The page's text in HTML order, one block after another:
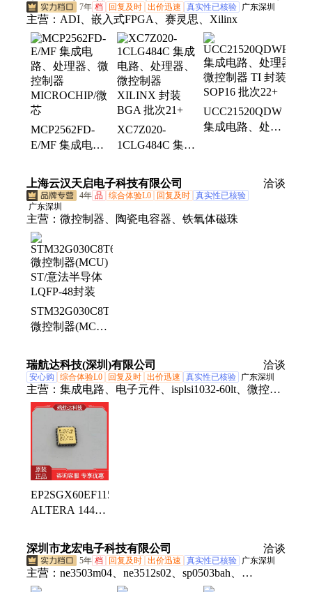
7年 档 回复及时 出价迅速 真实性已核验 广东深圳
主营： ADI、嵌入式FPGA、赛灵思、Xilinx
MCP2562FD-
E/MF 集成电
控制器
MICROCHIP/微
芯
XC7Z020-
1CLG484C 集成
微控制器
XILINX 封装
UCC21520QDWRQ1
集成电路、处理
上海云汉天启电子科技有限公司
洽谈
4年 品 综合体验L0 回复及时 真实性已核验
广东深圳
主营： 微控制器、陶瓷电容器、铁氧体磁珠
STM32G030C8T6
微控制器(MCU)
LQFP-48封装
瑞航达科技(深圳)有限公司 洽谈
安心购 综合体验L0 回复及时 出价迅速 真实性已核验 广东深圳
主营： 集成电路、电子元件、isplsi1032-60lt、微控制
器、isplsi1032-80lt、isplsi1024ea-125lt100、军工电子
EP2SGX60EF1152C3N
ALTERA 144-
制器处理器压力
传感
深圳市龙宏电子科技有限公司 洽谈
5年 档 回复及时 出价迅速 真实性已核验 广东深圳
主营： ne3503m04、ne3512s02、sp0503bah、